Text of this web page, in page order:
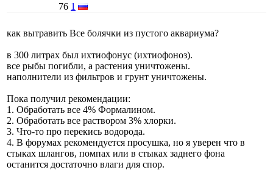
76 1
как вытравить Все болячки из пустого аквариума?
в 300 литрах был ихтиофонус (ихтиофоноз).
все рыбы погибли, а растения уничтожены.
наполнители из фильтров и грунт уничтожены.
Пока получил рекомендации:
1. Обработать все 4% Формалином.
2. Обработать все раствором 3% хлорки.
3. Что-то про перекись водорода.
4. В форумах рекомендуется просушка, но я уверен что в
стыках шлангов, помпах или в стыках заднего фона
останится достаточно влаги для спор.